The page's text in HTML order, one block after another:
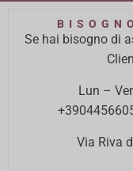
Se hai bisogno di
Lun –
Via Riva